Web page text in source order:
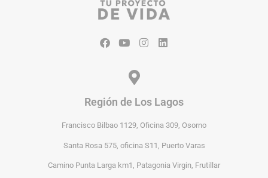
Región de Los Lagos
Francisco Bilbao 1129, Oficina 309, Osorno
Santa Rosa 575, oficina S11, Puerto Varas
Camino Punta Larga km1, Patagonia Virgin, Frutillar